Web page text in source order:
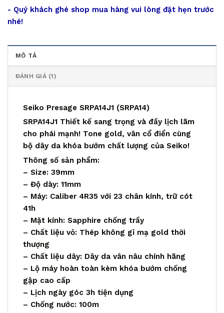
- Quý khách ghé shop mua hàng vui lòng đặt hẹn trước
nhé!
MÔ TẢ
ĐÁNH GIÁ (1)
Seiko Presage SRPA14J1 (SRPA14)
SRPA14J1 Thiết kế sang trọng và đầy lịch lãm
cho phái mạnh! Tone gold, vân cổ điển cùng
bộ dây da khóa bướm chất lượng của Seiko!
Thông số sản phẩm:
– Size: 39mm
– Độ dày: 11mm
– Máy: Caliber 4R35 với 23 chân kính, trữ cót
41h
– Mặt kính: Sapphire chống trầy
– Chất liệu vỏ: Thép không gỉ mạ gold thời
thượng
– Chất liệu dây: Dây da vân nâu chính hãng
– Lộ máy hoàn toàn kèm khóa bướm chống
gập cao cấp
– Lịch ngày góc 3h tiện dụng
– Chống nước: 100m